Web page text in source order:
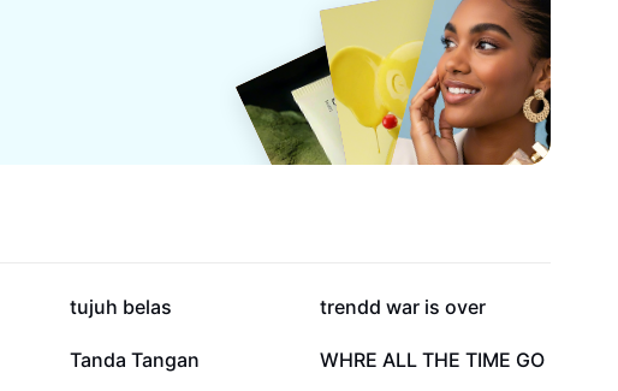
103,4 rb
tujuh belas 76,9 rb
trendd war is over
22,5 rb
Tanda Tangan 18,6 rb
WHRE ALL THE TIME GO